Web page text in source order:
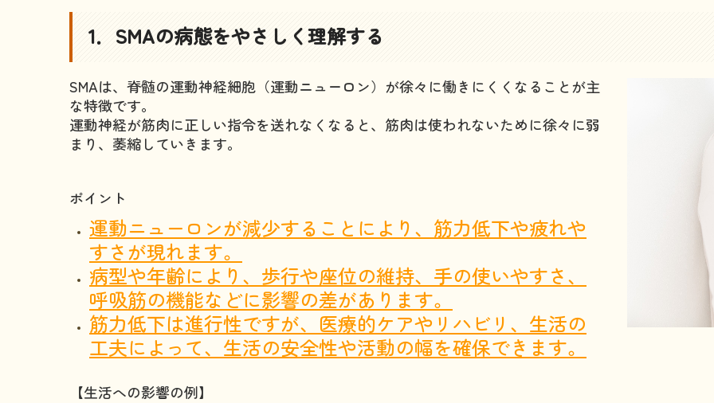
1．SMAの病態をやさしく理解する
SMAは、脊髄の運動神経細胞（運動ニューロン）が徐々に働きにくくなることが主
な特徴です。
運動神経が筋肉に正しい指令を送れなくなると、筋肉は使われないために徐々に弱
まり、萎縮していきます。
ポイント
運動ニューロンが減少することにより、筋力低下や疲れや
すさが現れます。
病型や年齢により、歩行や座位の維持、手の使いやすさ、
呼吸筋の機能などに影響の差があります。
筋力低下は進行性ですが、医療的ケアやリハビリ、生活の
工夫によって、生活の安全性や活動の幅を確保できます。
【生活への影響の例】